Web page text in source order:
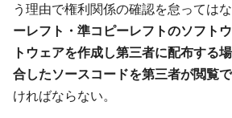
う理由で権利関係の確認を怠ってはな
ーレフト・準コピーレフトのソフト
トウェアを作成し第三者に配布する
合したソースコードを第三者が閲覧
ければならない。